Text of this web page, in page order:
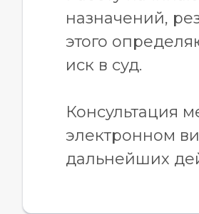
назначений,
этого
иск в суд.
Консультация
электронном
дальнейших